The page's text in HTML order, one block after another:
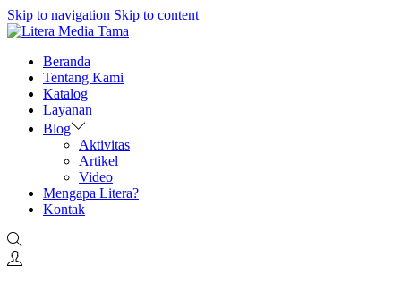
Skip to navigation Skip to content
Beranda
Tentang Kami
Katalog
Layanan
Blog
Aktivitas
Artikel
Video
Mengapa Litera?
Kontak